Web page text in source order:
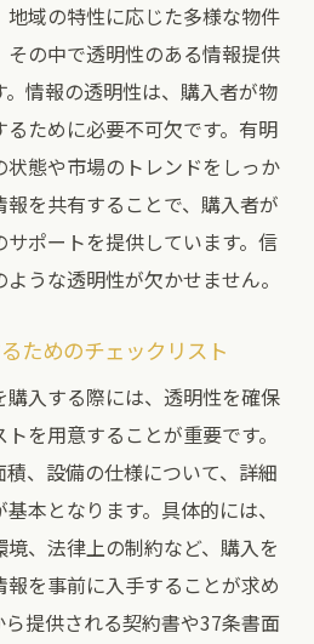
域の特性に応じた多様な物件
の中で透明性のある情報提供
情報の透明性は、購入者が物
ために必要不可欠です。有明
態や市場のトレンドをしっか
を共有することで、購入者が
ポートを提供しています。信
うな透明性が欠かせません。
ためのチェックリスト
入する際には、透明性を確保
を用意することが重要です。
、設備の仕様について、詳細
本となります。具体的には、
、法律上の制約など、購入を
を事前に入手することが求め
提供される契約書や37条書面